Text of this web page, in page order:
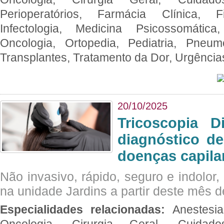
Perioperatórios, Farmácia Clínica,
Infectologia, Medicina
Oncologia, Ortopedia, Pediatria,
Transplantes, Tratamento da Dor,
20/10/2025
Tricoscopia
diagnóstico
doenças
Não invasivo, rápido, seguro e
na unidade Jardins a partir deste mês
Especialidades relacionadas: